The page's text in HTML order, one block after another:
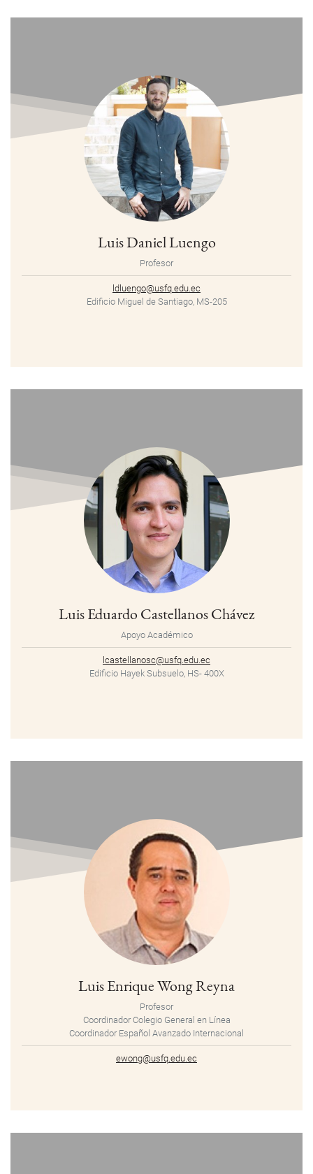
Luis Daniel Luengo
Profesor
ldluengo@usfq.edu.ec
Edificio Miguel de Santiago, MS-205
Luis Eduardo Castellanos Chávez
Apoyo Académico
lcastellanosc@usfq.edu.ec
Edificio Hayek Subsuelo, HS- 400X
Luis Enrique Wong Reyna
Profesor
Coordinador Colegio General en Línea
Coordinador Español Avanzado Internacional
ewong@usfq.edu.ec